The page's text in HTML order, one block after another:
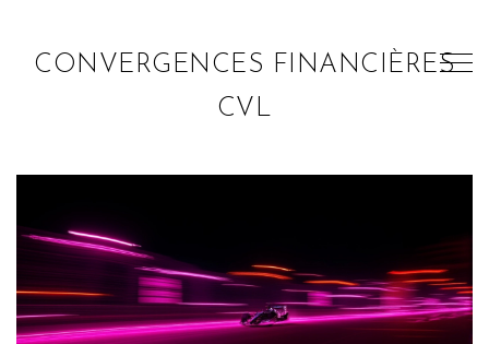
CONVERGENCES FINANCIÈRES
CVL